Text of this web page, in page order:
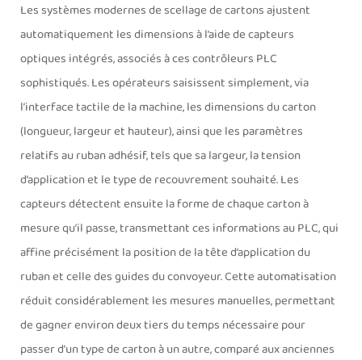
Les systèmes modernes de scellage de cartons ajustent
automatiquement les dimensions à l’aide de capteurs
optiques intégrés, associés à ces contrôleurs PLC
sophistiqués. Les opérateurs saisissent simplement, via
l’interface tactile de la machine, les dimensions du carton
(longueur, largeur et hauteur), ainsi que les paramètres
relatifs au ruban adhésif, tels que sa largeur, la tension
d’application et le type de recouvrement souhaité. Les
capteurs détectent ensuite la forme de chaque carton à
mesure qu’il passe, transmettant ces informations au PLC, qui
affine précisément la position de la tête d’application du
ruban et celle des guides du convoyeur. Cette automatisation
réduit considérablement les mesures manuelles, permettant
de gagner environ deux tiers du temps nécessaire pour
passer d’un type de carton à un autre, comparé aux anciennes